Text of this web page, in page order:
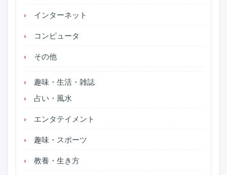
インターネット
コンピュータ
その他
趣味・生活・雑誌
占い・風水
エンタテイメント
趣味・スポーツ
教養・生き方